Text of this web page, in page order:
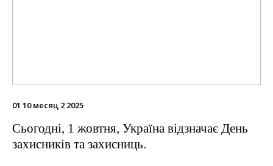
01 10 месяц 2 2025
Сьогодні, 1 жовтня, Україна відзначає День
захисників та захисниць.